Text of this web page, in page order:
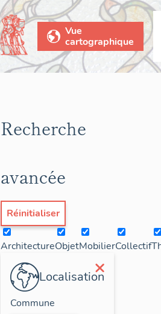
Vue
cartographique
Recherche
avancée
Réinitialiser
ArchitectureObjetMobilierCollectif
×
Localisation
Commune